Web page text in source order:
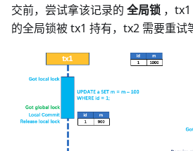
交前，尝试拿该记录的 全局锁 ，
的全局锁被 tx1 持有，tx2 需要重试